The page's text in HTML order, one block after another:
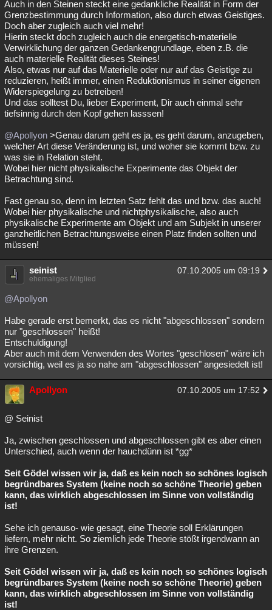
Auch in den Steinen steckt eine gedankliche Realität in Form der
Grenzbestimmung durch Information, also durch etwas Geistiges.
Doch aber zugleich auch viel mehr!
Hierin steckt doch zugleich auch die energetisch-materielle
Verwirklichung der ganzen Gedankengrundlage, eben z.B. die
auch materielle Realität dieses Steines!
Also, etwas nur auf das Materielle oder nur auf das Geistige zu
reduzieren, heißt immer, einen Reduktionismus in seiner eigenen
Widerspiegelung zu betreiben!
Und das solltest Du, lieber Experiment, Dir auch einmal sehr
tiefsinnig durch den Kopf gehen lasssen!
@Apollyon >Genau darum geht es ja, es geht darum, anzugeben,
welcher Art diese Veränderung ist, und woher sie kommt bzw. zu
was sie in Relation steht.
Wobei hier nicht physikalische Experimente das Objekt der
Betrachtung sind.
Fast genau so, denn im letzten Satz fehlt das und bzw. das auch!
Wobei hier physikalische und nichtphysikalische, also auch
physikalische Experimente am Objekt und am Subjekt in unserer
ganzheitlichen Betrachtungsweise einen Platz finden sollten und
müssen!
seinist 07.10.2005 um 09:19
ehemaliges Mitglied
@Apollyon
Habe gerade erst bemerkt, das es nicht "abgeschlossen" sondern
nur "geschlossen" heißt!
Entschuldigung!
Aber auch mit dem Verwenden des Wortes "geschlosen" wäre ich
vorsichtig, weil es ja so nahe am "abgeschlossen" angesiedelt ist!
Apollyon 07.10.2005 um 17:52
@ Seinist
Ja, zwischen geschlossen und abgeschlossen gibt es aber einen
Unterschied, auch wenn der hauchdünn ist *gg*
Seit Gödel wissen wir ja, daß es kein noch so schönes logisch
begründbares System (keine noch so schöne Theorie) geben
kann, das wirklich abgeschlossen im Sinne von vollständig
ist!
Sehe ich genauso- wie gesagt, eine Theorie soll Erklärungen
liefern, mehr nicht. So ziemlich jede Theorie stößt irgendwann an
ihre Grenzen.
Seit Gödel wissen wir ja, daß es kein noch so schönes logisch
begründbares System (keine noch so schöne Theorie) geben
kann, das wirklich abgeschlossen im Sinne von vollständig
ist!